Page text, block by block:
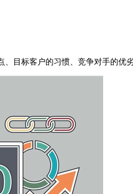
标客户的习惯、竞争对手的优劣